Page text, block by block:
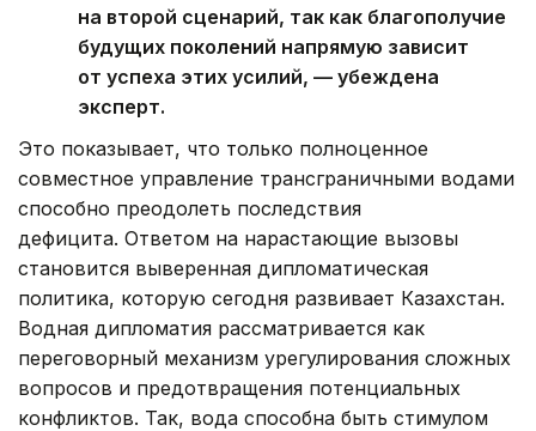
на второй сценарий, так как благополучие
будущих поколений напрямую зависит
от успеха этих усилий, — убеждена
эксперт.
Это показывает, что только полноценное
совместное управление трансграничными водами
способно преодолеть последствия
дефицита. Ответом на нарастающие вызовы
становится выверенная дипломатическая
политика, которую сегодня развивает Казахстан.
Водная дипломатия рассматривается как
переговорный механизм урегулирования сложных
вопросов и предотвращения потенциальных
конфликтов. Так, вода способна быть стимулом